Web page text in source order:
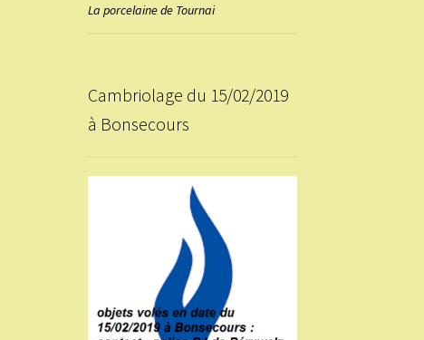
La porcelaine de Tournai
Cambriolage du 15/02/2019
à Bonsecours